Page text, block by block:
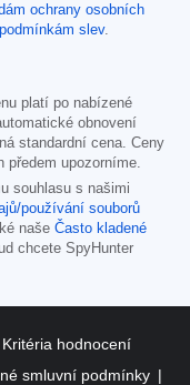
ochrany osobních
podmínkám slev.
platí po nabízené
obnovení
standardní cena. Ceny
upozorníme.
souhlasu s našimi
používání souborů
naše Často kladené
chcete SpyHunter
Kritéria hodnocení
smluvní podmínky